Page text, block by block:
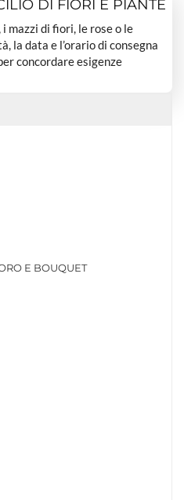
DI FIORI E PIANTE
mazzi di fiori, le rose o le
la data e l’orario di consegna
concordare esigenze
E BOUQUET